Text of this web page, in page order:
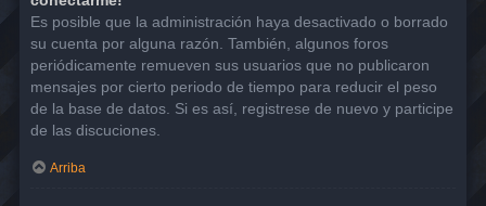
Es posible que la administración haya desactivado o borrado
su cuenta por alguna razón. También, algunos foros
periódicamente remueven sus usuarios que no publicaron
mensajes por cierto periodo de tiempo para reducir el peso
de la base de datos. Si es así, registrese de nuevo y participe
de las discuciones.
Arriba